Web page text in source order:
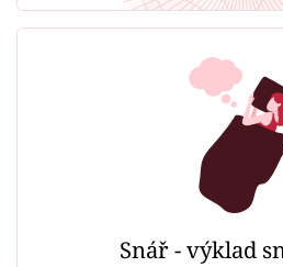
Snář - výklad